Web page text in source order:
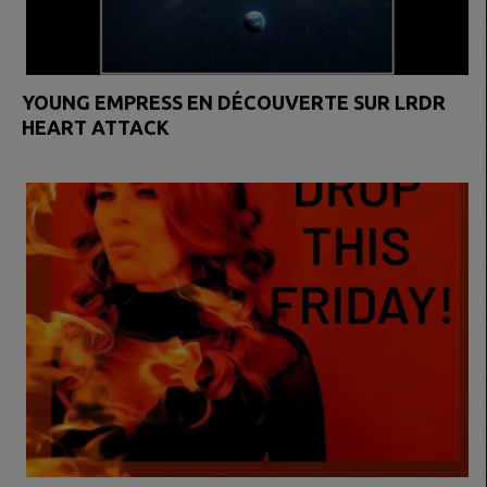
YOUNG EMPRESS EN DÉCOUVERTE SUR LRDR
HEART ATTACK